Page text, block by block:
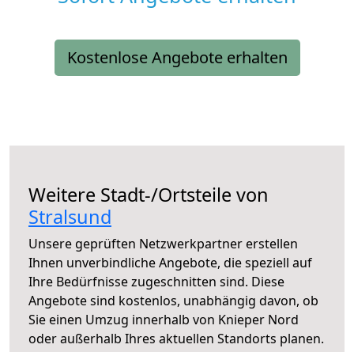
Kostenlose Angebote erhalten
Weitere Stadt-/Ortsteile von
Stralsund
Unsere geprüften Netzwerkpartner erstellen
Ihnen unverbindliche Angebote, die speziell auf
Ihre Bedürfnisse zugeschnitten sind. Diese
Angebote sind kostenlos, unabhängig davon, ob
Sie einen Umzug innerhalb von Knieper Nord
oder außerhalb Ihres aktuellen Standorts planen.